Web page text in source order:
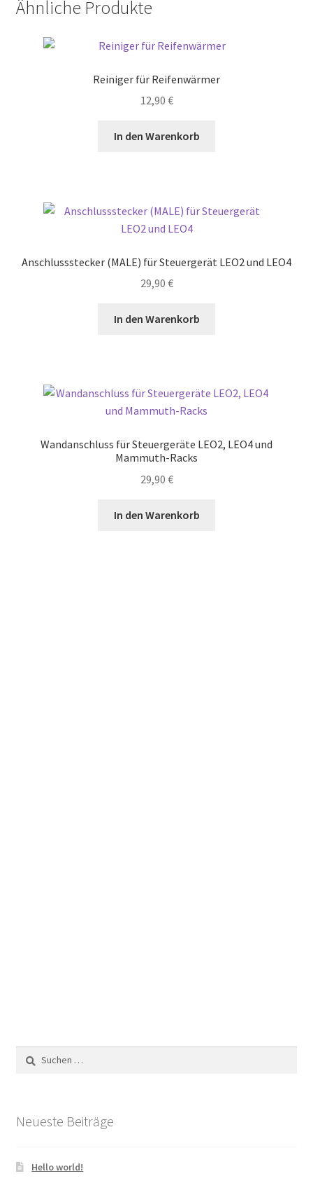
Optionen
auf
Ähnliche Produkte
Reiniger für Reifenwärmer
12,90 €
In den Warenkorb
Anschlussstecker (MALE) für Steuergerät LEO2 und LEO4
29,90 €
In den Warenkorb
Wandanschluss für Steuergeräte LEO2, LEO4 und
Mammuth-Racks
29,90 €
In den Warenkorb
Suchen
nach:
Neueste Beiträge
Hello world!